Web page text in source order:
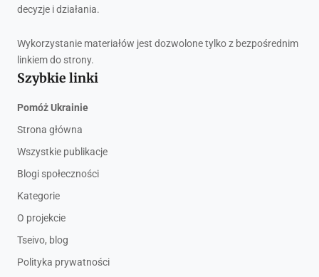
decyzje i działania.
Wykorzystanie materiałów jest dozwolone tylko z bezpośrednim
linkiem do strony.
Szybkie linki
Pomóż Ukrainie
Strona główna
Wszystkie publikacje
Blogi społeczności
Kategorie
O projekcie
Tseivo, blog
Polityka prywatności